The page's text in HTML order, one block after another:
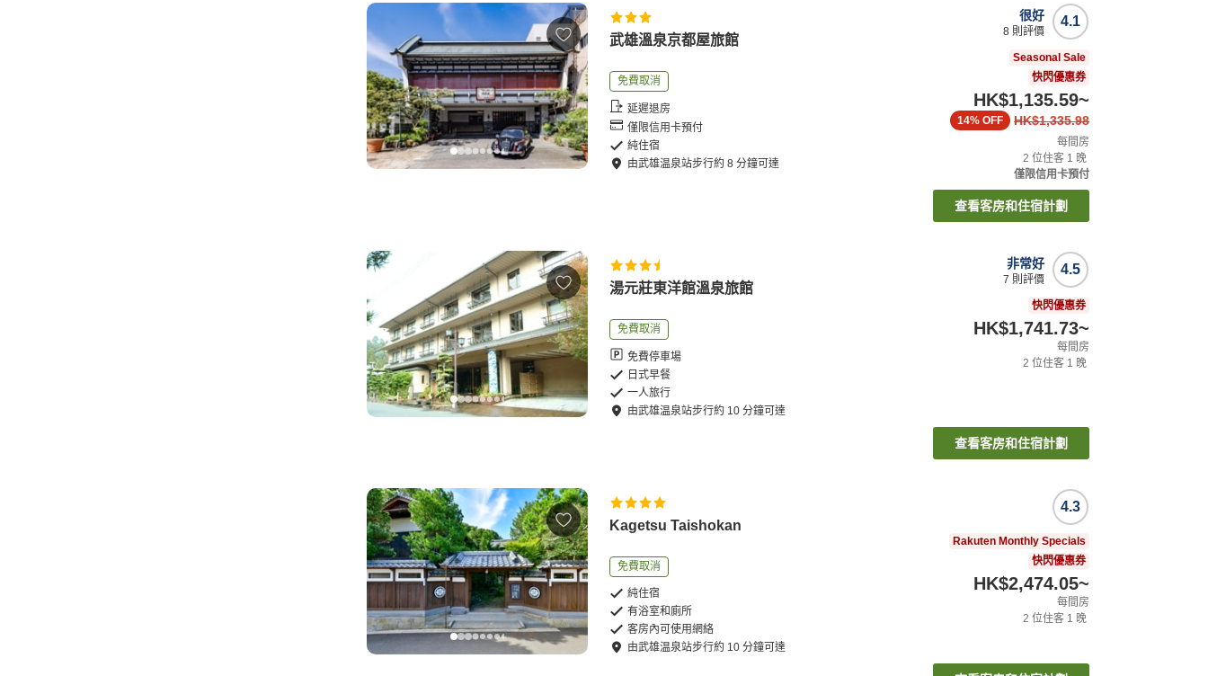
武雄溫泉京都屋旅館
免費取消
延遲退房
僅限信用卡預付
純住宿
由武雄温泉站步行約8 分鐘可達
4.1
很好
8 則評價
Seasonal Sale
快閃優惠券
HK$1,135.59~
HK$1,335.98
14% OFF
每間房
2 位住客 1 晚
僅限信用卡預付
查看客房和住宿計劃
湯元莊東洋館溫泉旅館
免費取消
免費停車場
日式早餐
一人旅行
由武雄温泉站步行約 10 分鐘可達
4.5
非常好
7 則評價
快閃優惠券
HK$1,741.73~
每間房
2 位住客 1 晚
查看客房和住宿計劃
Kagetsu Taishokan
免費取消
純住宿
有浴室和廁所
客房內可使用網絡
由武雄温泉站步行約 10 分鐘可達
4.3
Rakuten Monthly Specials
快閃優惠券
HK$2,474.05~
每間房
2 位住客 1 晚